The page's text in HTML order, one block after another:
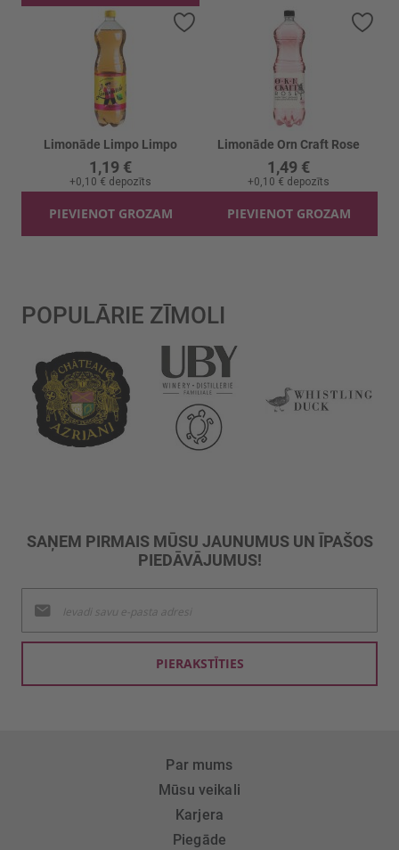
Limonāde Limpo Limpo
1,19 €
+0,10 € depozīts
PIEVIENOT GROZAM
Pievienot vēlmju sarakstam
Limonāde Orn Craft Rose
1,49 €
+0,10 € depozīts
PIEVIENOT GROZAM
POPULĀRIE ZĪMOLI
SAŅEM PIRMAIS MŪSU JAUNUMUS UN ĪPAŠOS
PIEDĀVĀJUMUS!
jaunumu
saņemšanai:
PIERAKSTĪTIES
Par mums
Mūsu veikali
Karjera
Piegāde